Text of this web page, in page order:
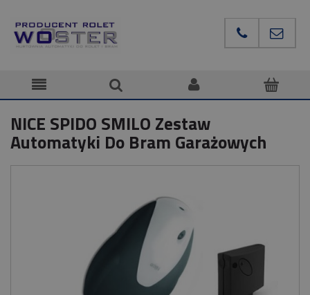
NICE SPIDO SMILO Zestaw
Automatyki Do Bram Garażowych